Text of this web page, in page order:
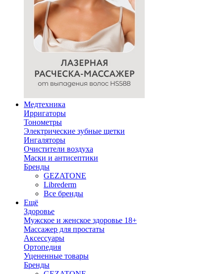
Медтехника
Ирригаторы
Тонометры
Электрические зубные щетки
Ингаляторы
Очистители воздуха
Маски и антисептики
Бренды
GEZATONE
Librederm
Все бренды
Ещё
Здоровье
Мужское и женское здоровье 18+
Массажер для простаты
Аксессуары
Ортопедия
Уцененные товары
Бренды